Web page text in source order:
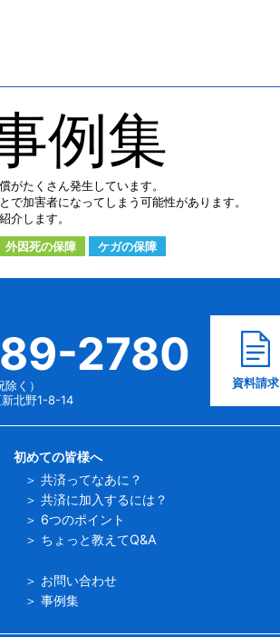
例集
がたくさん発生しています。
で加害者になってしまう可能性があります。
介します。
外因死の保障 ケガの保障
2780
く）
北野1-8-14
資料請求
初めての皆様へ
共済ってなあに？
共済に加入するには？
6つのポイント
ちょっと教えてQ&A
お問い合わせ
事例集